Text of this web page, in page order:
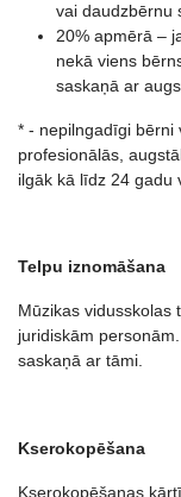
vai daudzbērnu
20% apmērā –
nekā viens
saskaņā ar
* - nepilngadīgi bērni
profesionālās,
ilgāk kā līdz 24 gadu
Telpu iznomāšana
Mūzikas vidusskolas
juridiskām
saskaņā ar
Kserokopēšana
Kserokopēšanas